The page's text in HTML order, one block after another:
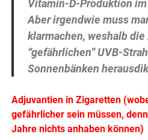
Vitamin-D-Produktion
Aber irgendwie muss
klarmachen, weshalb
“gefährlichen” UVB-
Sonnenbänken
Adjuvantien in Zigaretten
gefährlicher sein müssen,
Jahre nichts anhaben können)